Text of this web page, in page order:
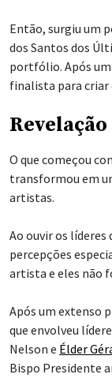
Então, surgiu um
dos Santos dos
portfólio. Após
finalista para criar
O que começou
transformou em
artistas.
Ao ouvir os
percepções
artista e eles não
Após um extenso
que envolveu
Nelson e Élder
Bispo Presidente